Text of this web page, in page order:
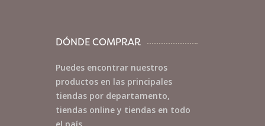
DÓNDE COMPRAR
Puedes encontrar nuestros
productos en las principales
tiendas por departamento,
tiendas online y tiendas en todo
el país.